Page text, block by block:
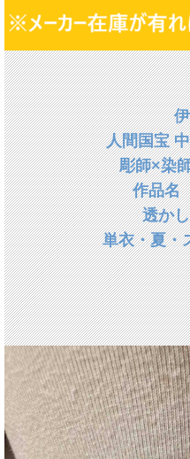
人間国宝
彫師×染
作品名
透か
単衣・夏・